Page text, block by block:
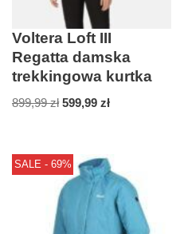
Voltera Loft III
Regatta damska
trekkingowa kurtka
899,99zł 599,99 zł
SALE - 69%